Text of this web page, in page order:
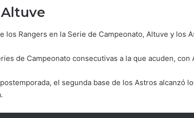
los Rangers en la Serie de Campeonato, Altuve y los
de Campeonato consecutivas a la que acuden,
el segunda base de los Astros alcanzó